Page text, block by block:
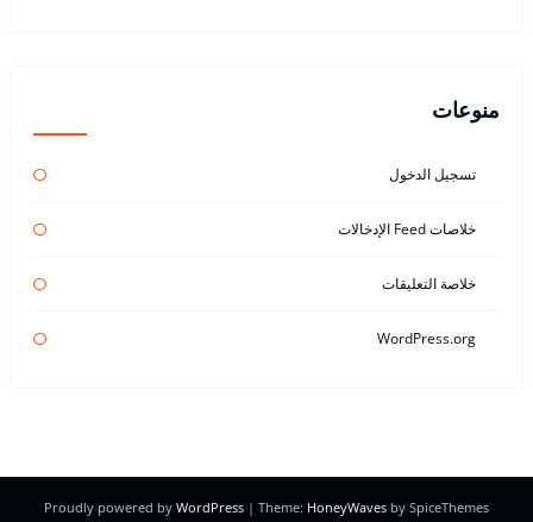
منوعات
تسجيل الدخول
خلاصات Feed الإدخالات
خلاصة التعليقات
WordPress.org
Proudly powered by WordPress | Theme: HoneyWaves by SpiceThemes